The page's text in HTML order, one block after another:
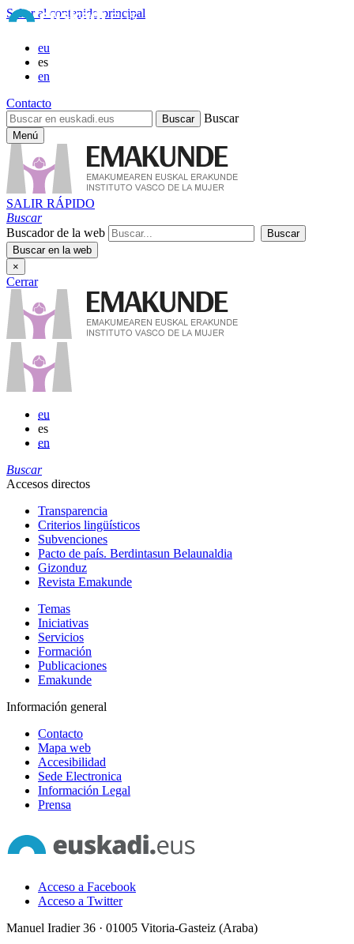
Saltar al contenido principal
eu
es
en
Contacto
Buscar
Menú
SALIR RÁPIDO
Buscar
Buscador de la web
×
Cerrar
eu
es
en
Buscar
Accesos directos
Transparencia
Criterios lingüísticos
Subvenciones
Pacto de país. Berdintasun Belaunaldia
Gizonduz
Revista Emakunde
Temas
Iniciativas
Servicios
Formación
Publicaciones
Emakunde
Información general
Contacto
Mapa web
Accesibilidad
Sede Electronica
Información Legal
Prensa
Acceso a Facebook
Acceso a Twitter
Manuel Iradier 36 · 01005 Vitoria-Gasteiz (Araba)